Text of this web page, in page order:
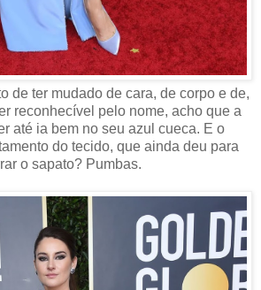
de ter mudado de cara, de corpo e de,
reconhecível pelo nome, acho que a
até ia bem no seu azul cueca. E o
do tecido, que ainda deu para
o sapato? Pumbas.